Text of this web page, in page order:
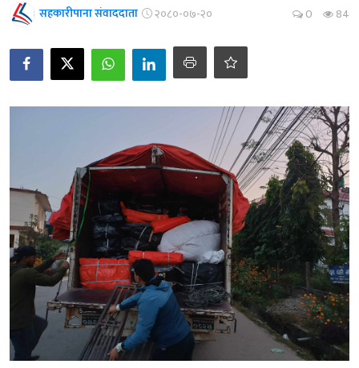
सहकारीपाना संवाददाता २०८०-०७-२० 0 84